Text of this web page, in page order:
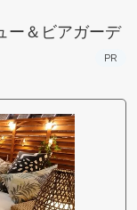
ー＆ビアガーデ
PR